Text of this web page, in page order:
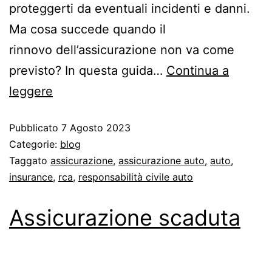
proteggerti da eventuali incidenti e danni.
Ma cosa succede quando il
rinnovo dell’assicurazione non va come
previsto? In questa guida… Continua a
leggere
Pubblicato 7 Agosto 2023
Categorie: blog
Taggato assicurazione, assicurazione auto, auto,
insurance, rca, responsabilità civile auto
Assicurazione scaduta